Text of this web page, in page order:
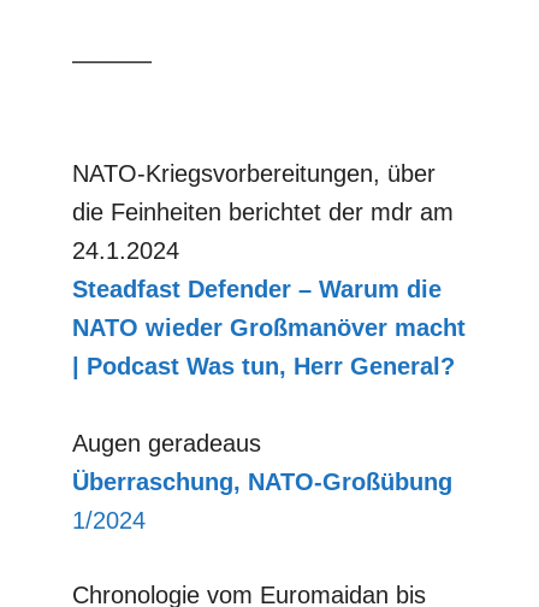
––––––
NATO-Kriegsvorbereitungen, über
die Feinheiten berichtet der mdr am
24.1.2024
Steadfast Defender – Warum die
NATO wieder Großmanöver macht
| Podcast Was tun, Herr General?
Augen geradeaus
Überraschung, NATO-Großübung
1/2024
Chronologie vom Euromaidan bis